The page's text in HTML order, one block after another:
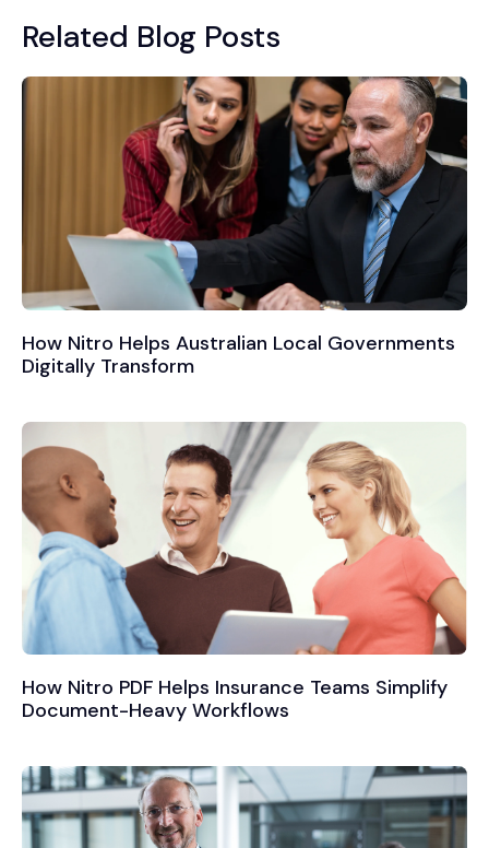
Related Blog Posts
How Nitro Helps Australian Local Governments
Digitally Transform
How Nitro PDF Helps Insurance Teams Simplify
Document-Heavy Workflows